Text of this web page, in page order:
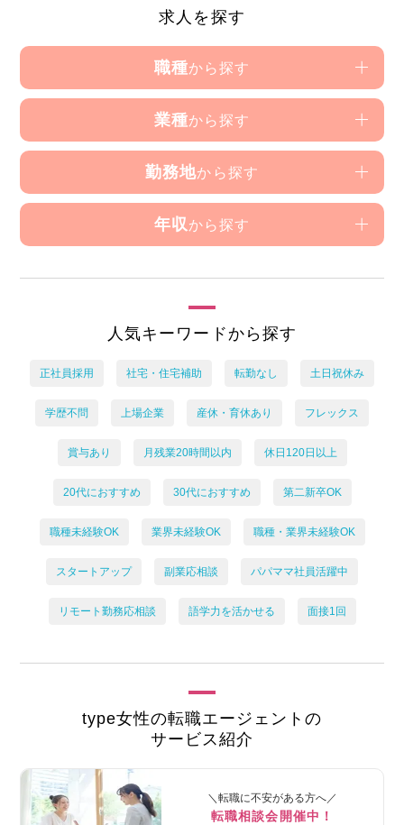
求人を探す
職種から探す
業種から探す
勤務地から探す
年収 から探す
人気キーワードから探す
正社員採用 社宅・住宅補助 転勤なし 土日祝休み
学歴不問 上場企業 産休・育休あり フレックス
賞与あり 月残業20時間以内 休日120日以上
20代におすすめ 30代におすすめ 第二新卒OK
職種未経験OK 業界未経験OK 職種・業界未経験OK
スタートアップ 副業応相談 パパママ社員活躍中
リモート勤務応相談 語学力を活かせる 面接1回
type女性の転職エージェントの
サービス紹介
＼転職に不安がある方へ／
転職相談会開催中！